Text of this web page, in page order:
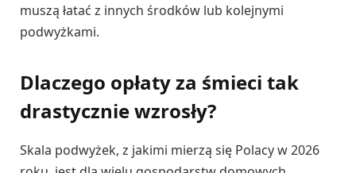
muszą łatać z innych środków lub kolejnymi
podwyżkami.
Dlaczego opłaty za śmieci tak
drastycznie wzrosły?
Skala podwyżek, z jakimi mierzą się Polacy w 2026